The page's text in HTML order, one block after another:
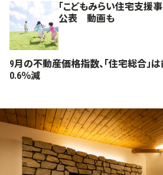
「こどもみらい住宅支援
公表 動画も
9月の不動産価格指数、「住宅総合」
0.6％減